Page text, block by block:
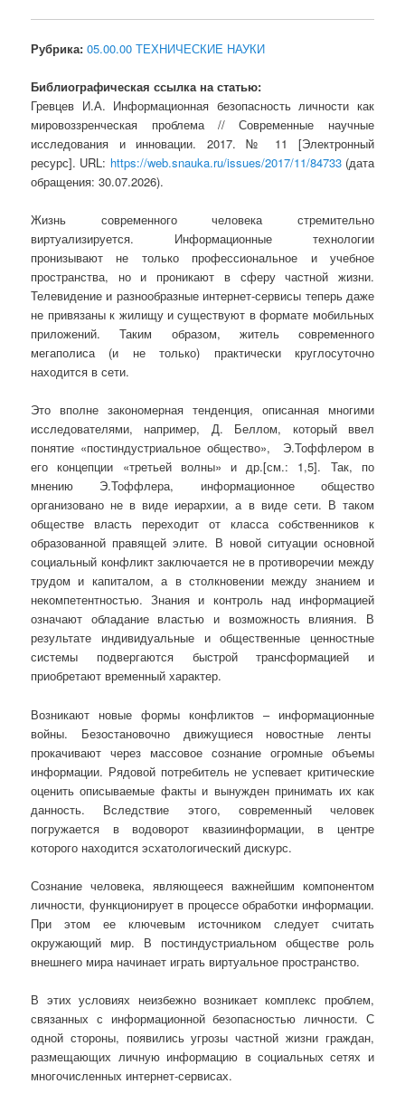
Рубрика: 05.00.00 ТЕХНИЧЕСКИЕ НАУКИ
Библиографическая ссылка на статью:
Гревцев И.А. Информационная безопасность личности как
мировоззренческая проблема // Современные научные
исследования и инновации. 2017. № 11 [Электронный
ресурс]. URL: https://web.snauka.ru/issues/2017/11/84733(дата
обращения: 30.07.2026).
Жизнь современного человека стремительно
виртуализируется. Информационные технологии
пронизывают не только профессиональное и учебное
пространства, но и проникают в сферу частной жизни.
Телевидение и разнообразные интернет-сервисы теперь даже
не привязаны к жилищу и существуют в формате мобильных
приложений. Таким образом, житель современного
мегаполиса (и не только) практически круглосуточно
находится в сети.
Это вполне закономерная тенденция, описанная многими
исследователями, например, Д. Беллом, который ввел
понятие «постиндустриальное общество», Э.Тоффлером в
его концепции «третьей волны» и др.[см.: 1,5]. Так, по
мнению Э.Тоффлера, информационное общество
организовано не в виде иерархии, а в виде сети. В таком
обществе власть переходит от класса собственников к
образованной правящей элите. В новой ситуации основной
социальный конфликт заключается не в противоречии между
трудом и капиталом, а в столкновении между знанием и
некомпетентностью. Знания и контроль над информацией
означают обладание властью и возможность влияния. В
результате индивидуальные и общественные ценностные
системы подвергаются быстрой трансформацией и
приобретают временный характер.
Возникают новые формы конфликтов – информационные
войны. Безостановочно движущиеся новостные ленты
прокачивают через массовое сознание огромные объемы
информации. Рядовой потребитель не успевает критические
оценить описываемые факты и вынужден принимать их как
данность. Вследствие этого, современный человек
погружается в водоворот квазиинформации, в центре
которого находится эсхатологический дискурс.
Сознание человека, являющееся важнейшим компонентом
личности, функционирует в процессе обработки информации.
При этом ее ключевым источником следует считать
окружающий мир. В постиндустриальном обществе роль
внешнего мира начинает играть виртуальное пространство.
В этих условиях неизбежно возникает комплекс проблем,
связанных с информационной безопасностью личности. С
одной стороны, появились угрозы частной жизни граждан,
размещающих личную информацию в социальных сетях и
многочисленных интернет-сервисах.